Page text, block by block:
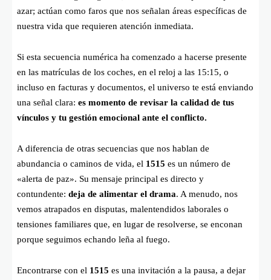
azar; actúan como faros que nos señalan áreas específicas de
nuestra vida que requieren atención inmediata.
Si esta secuencia numérica ha comenzado a hacerse presente
en las matrículas de los coches, en el reloj a las 15:15, o
incluso en facturas y documentos, el universo te está enviando
una señal clara: es momento de revisar la calidad de tus
vínculos y tu gestión emocional ante el conflicto.
A diferencia de otras secuencias que nos hablan de
abundancia o caminos de vida, el 1515 es un número de
«alerta de paz». Su mensaje principal es directo y
contundente: deja de alimentar el drama. A menudo, nos
vemos atrapados en disputas, malentendidos laborales o
tensiones familiares que, en lugar de resolverse, se enconan
porque seguimos echando leña al fuego.
Encontrarse con el 1515 es una invitación a la pausa, a dejar